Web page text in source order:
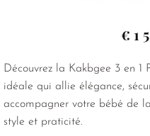
€
Découvrez la Kakbgee 3 en 1
idéale qui allie élégance,
accompagner votre bébé de
style et praticité.